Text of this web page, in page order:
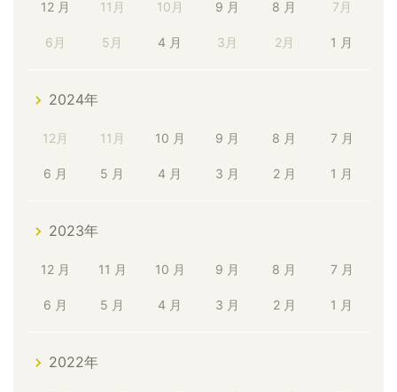
12 月 11月 10月 9 月 8 月 7月
6月 5月 4 月 3月 2月 1 月
2024年
12月 11月 10 月 9 月 8 月 7 月
6 月 5 月 4 月 3 月 2 月 1 月
2023年
12 月 11 月 10 月 9 月 8 月 7 月
6 月 5 月 4 月 3 月 2 月 1 月
2022年